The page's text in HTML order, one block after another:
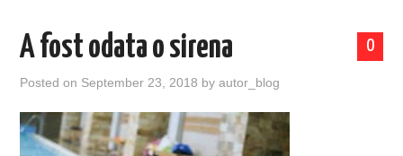
0
A fost odata o sirena
Posted on September 23, 2018 byautor_blog